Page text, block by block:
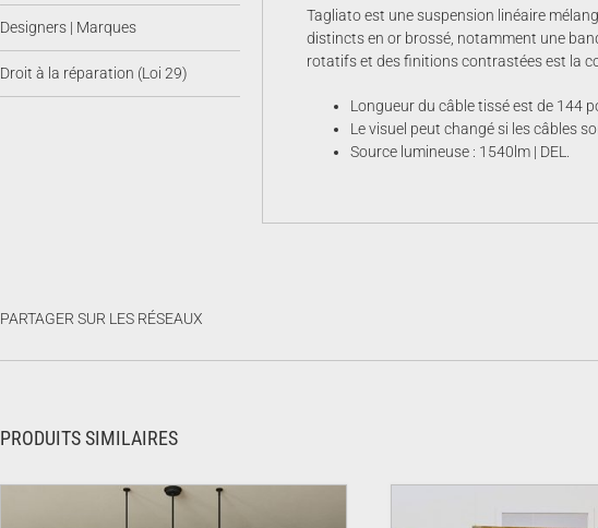
Designers | Marques
Droit à la réparation (Loi 29)
Tagliato est une suspension linéaire
distincts en or brossé, notamment une
rotatifs et des finitions contrastées est la
Longueur du câble tissé est de 144
Le visuel peut changé si les câbles
Source lumineuse : 1540lm | DEL.
PARTAGER SUR LES RÉSEAUX
PRODUITS SIMILAIRES